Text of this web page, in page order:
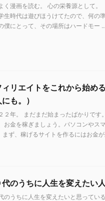
く漫画を読む。 心の栄養源として
生時代は遊びほうけてたので、何の
僕にとって、その場所はハードモー
ィリエイトをこれから始め
も。）
２年。 まだまだ始まったばかりで
お金を稼ぎましょう。パソコンやス
ず、稼げるサイトを作るにはお金が
代のうちに人生を変えたい人
のうちに人生を変えたいと思ってい